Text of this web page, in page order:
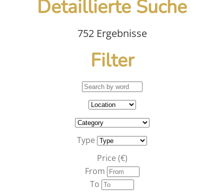
Detaillierte Suche
752 Ergebnisse
Filter
Type
Price (€)
From
To